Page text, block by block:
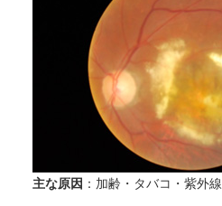
主な原因 ：加齢・タバコ・紫外線